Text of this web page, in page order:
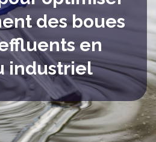
des boues
en
industriel